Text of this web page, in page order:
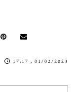
17:17 , 01/02/2023